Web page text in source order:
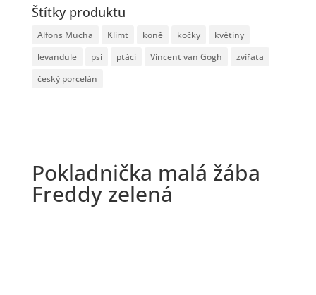
Štítky produktu
Alfons Mucha Klimt koně kočky
květiny
levandule
psi ptáci Vincent van Gogh
zvířata
český porcelán
Pokladnička malá žába
Freddy zelená